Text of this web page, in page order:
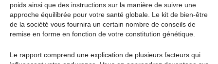
poids ainsi que des instructions sur la manière de suivre une
approche équilibrée pour votre santé globale. Le kit de bien-être
de la société vous fournira un certain nombre de conseils de
remise en forme en fonction de votre constitution génétique.
Le rapport comprend une explication de plusieurs facteurs qui